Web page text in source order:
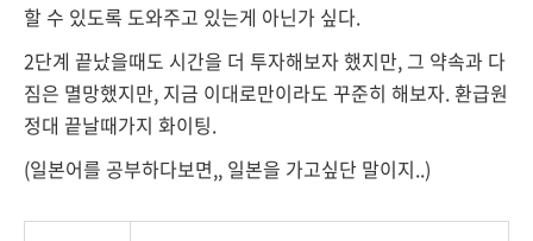
할 수 있도록 도와주고 있는게 아닌가 싶다.
2단계 끝났을때도 시간을 더 투자해보자 했지만, 그 약속과 다
짐은 멸망했지만, 지금 이대로만이라도 꾸준히 해보자. 환급원
정대 끝날때가지 화이팅.
(일본어를 공부하다보면,, 일본을 가고싶단 말이지..)